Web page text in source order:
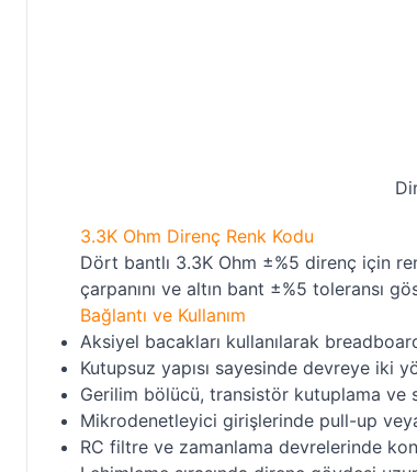
3.3K Ohm Direnç Renk Kodu
Dört bantlı 3.3K Ohm ±%5 direnç için
çarpanını ve altın bant ±%5 toleransı
Bağlantı ve Kullanım
Aksiyel bacakları kullanılarak
Kutupsuz yapısı sayesinde devreye iki
Gerilim bölücü, transistör kutuplama ve
Mikrodenetleyici girişlerinde pull-up
RC filtre ve zamanlama devrelerinde